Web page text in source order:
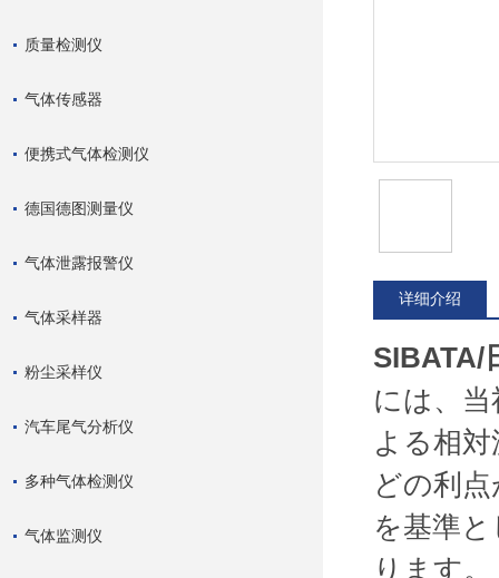
质量检测仪
气体传感器
便携式气体检测仪
德国德图测量仪
气体泄露报警仪
气体采样器
粉尘采样仪
汽车尾气分析仪
多种气体检测仪
气体监测仪
详细介绍
SIBATA/
には、
よる相
どの利
を基準
ります。